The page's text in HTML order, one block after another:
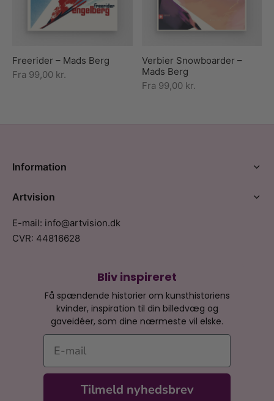
Freerider – Mads Berg
Fra 99,00 kr.
Verbier Snowboarder –
Mads Berg
Fra 99,00 kr.
Bliv inspireret
Få spændende historier om kunsthistoriens
kvinder, inspiration til din billedvæg og
gaveidéer, som dine nærmeste vil elske.
E-mail
Tilmeld nyhedsbrev
Information
Artvision
E-mail: info@artvision.dk
CVR: 44816628